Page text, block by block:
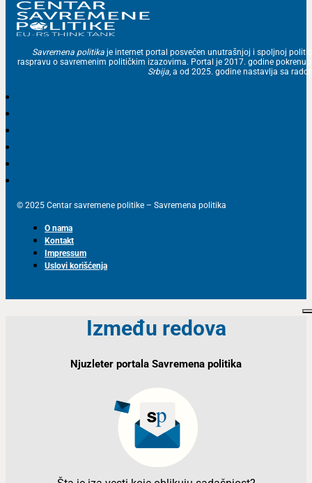
Savremena politika je internet portal posvećen unutrašnjoj i spoljnoj
raspravu o savremenim političkim izazovima. Portal je 2017. godine
Srbija, a od 2025. godine nastavlja sa
© 2025 Centar savremene politike – Savremena politika
O nama
Kontakt
Impressum
Uslovi korišćenja
Između redova
Njuzleter portala Savremena politika